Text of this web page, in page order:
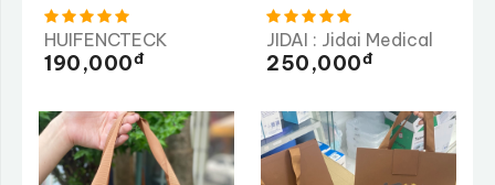
HUIFENCTECK
190,000Đ
JIDAI : Jidai Medical
250,000Đ